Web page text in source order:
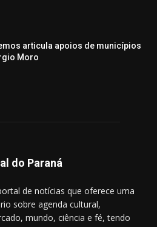
articula apoios de municípios
Moro
do Paraná
de notícias que oferece uma
sobre agenda cultural,
mundo, ciência e fé, tendo